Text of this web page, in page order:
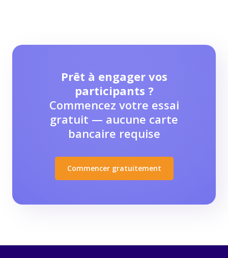
Prêt à engager vos
participants ?
Commencez votre essai
gratuit — aucune carte
bancaire requise
Commencer gratuitement